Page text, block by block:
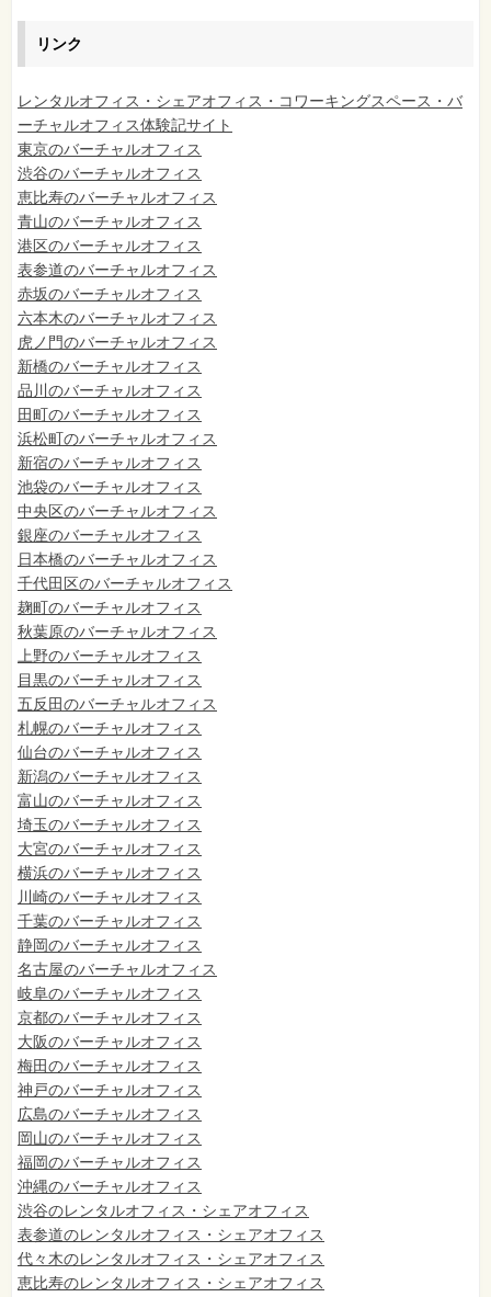
リンク
レンタルオフィス・シェアオフィス・コワーキングスペース・バ
ーチャルオフィス体験記サイト
東京のバーチャルオフィス
渋谷のバーチャルオフィス
恵比寿のバーチャルオフィス
青山のバーチャルオフィス
港区のバーチャルオフィス
表参道のバーチャルオフィス
赤坂のバーチャルオフィス
六本木のバーチャルオフィス
虎ノ門のバーチャルオフィス
新橋のバーチャルオフィス
品川のバーチャルオフィス
田町のバーチャルオフィス
浜松町のバーチャルオフィス
新宿のバーチャルオフィス
池袋のバーチャルオフィス
中央区のバーチャルオフィス
銀座のバーチャルオフィス
日本橋のバーチャルオフィス
千代田区のバーチャルオフィス
麹町のバーチャルオフィス
秋葉原のバーチャルオフィス
上野のバーチャルオフィス
目黒のバーチャルオフィス
五反田のバーチャルオフィス
札幌のバーチャルオフィス
仙台のバーチャルオフィス
新潟のバーチャルオフィス
富山のバーチャルオフィス
埼玉のバーチャルオフィス
大宮のバーチャルオフィス
横浜のバーチャルオフィス
川崎のバーチャルオフィス
千葉のバーチャルオフィス
静岡のバーチャルオフィス
名古屋のバーチャルオフィス
岐阜のバーチャルオフィス
京都のバーチャルオフィス
大阪のバーチャルオフィス
梅田のバーチャルオフィス
神戸のバーチャルオフィス
広島のバーチャルオフィス
岡山のバーチャルオフィス
福岡のバーチャルオフィス
沖縄のバーチャルオフィス
渋谷のレンタルオフィス・シェアオフィス
表参道のレンタルオフィス・シェアオフィス
代々木のレンタルオフィス・シェアオフィス
恵比寿のレンタルオフィス・シェアオフィス